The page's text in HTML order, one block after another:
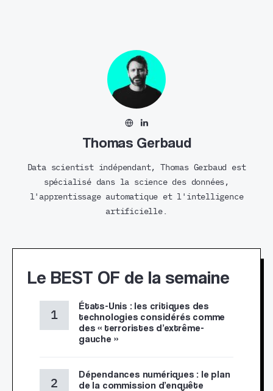
Thomas Gerbaud
Data scientist indépendant, Thomas Gerbaud est
spécialisé dans la science des données,
l'apprentissage automatique et l'intelligence
artificielle.
Le BEST OF de la semaine
États-Unis : les critiques des
technologies considérés comme
des « terroristes d’extrême-
gauche »
Dépendances numériques : le plan
de la commission d’enquête